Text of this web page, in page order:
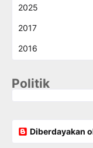
2025
2017
2016
Politik
Diberdayakan